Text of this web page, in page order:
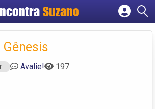
Suzano
Cadastrar empresa
Criar conta
Avalie! 197